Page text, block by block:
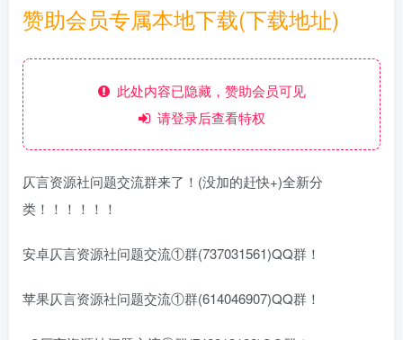
赞助会员专属本地下载(下载地址)
此处内容已隐藏，赞助会员可见
请登录后查看特权
仄言资源社问题交流群来了！(没加的赶快+)全新分
类！！！！！！
安卓仄言资源社问题交流①群(737031561)QQ群！
苹果仄言资源社问题交流①群(614046907)QQ群！